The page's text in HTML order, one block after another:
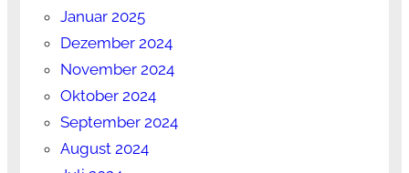
Januar 2025
Dezember 2024
November 2024
Oktober 2024
September 2024
August 2024